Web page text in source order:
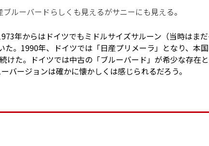
ルーバードらしくも見えるがサニーにも見える。
年からはドイツでもミドルサイズサルーン（当時はま
。1990年、ドイツでは「日産プリメーラ」となり、本
けた。ドイツでは中古の「ブルーバード」が希少な存在
バージョンは確かに懐かしくは感じられるだろう。